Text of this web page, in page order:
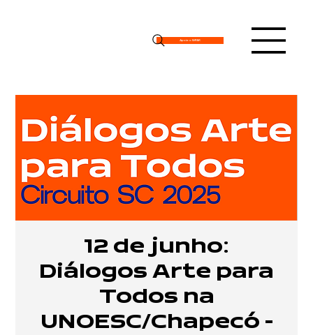
Apoie o IMPAR
12 de junho:
Diálogos Arte para
Todos na
UNOESC/Chapecó -